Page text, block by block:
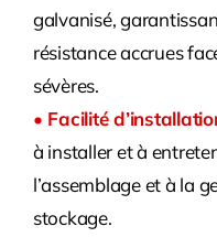
galvanisé,
résistance accrues
sévères.
• Facilité
à installer et à
l’assemblage et à la
stockage.